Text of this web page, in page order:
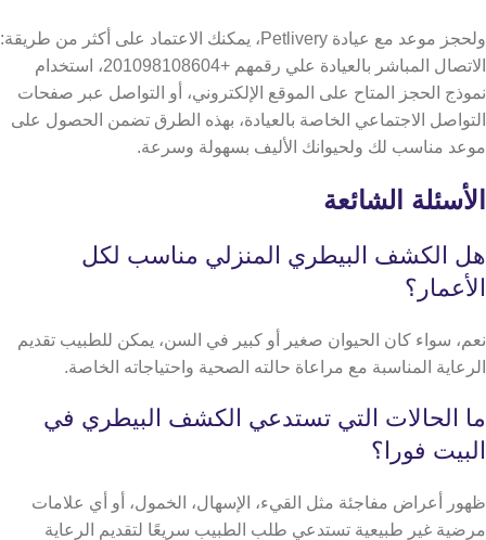
ولحجز موعد مع عيادة Petlivery، يمكنك الاعتماد على أكثر من طريقة:
الاتصال المباشر بالعيادة علي رقمهم +201098108604، استخدام
نموذج الحجز المتاح على الموقع الإلكتروني، أو التواصل عبر صفحات
التواصل الاجتماعي الخاصة بالعيادة، بهذه الطرق تضمن الحصول على
موعد مناسب لك ولحيوانك الأليف بسهولة وسرعة.
الأسئلة الشائعة
هل الكشف البيطري المنزلي مناسب لكل
الأعمار؟
نعم، سواء كان الحيوان صغير أو كبير في السن، يمكن للطبيب تقديم
الرعاية المناسبة مع مراعاة حالته الصحية واحتياجاته الخاصة.
ما الحالات التي تستدعي الكشف البيطري في
البيت فورا؟
ظهور أعراض مفاجئة مثل القيء، الإسهال، الخمول، أو أي علامات
مرضية غير طبيعية تستدعي طلب الطبيب سريعًا لتقديم الرعاية